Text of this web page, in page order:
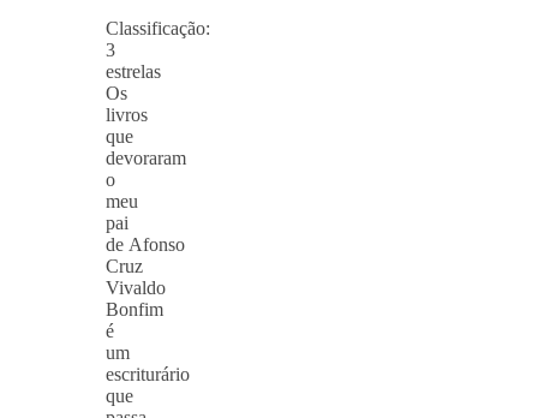
Classificação:
3
estrelas
Os
livros
que
devoraram
o
meu
pai
de Afonso
Cruz
Vivaldo
Bonfim
é
um
escriturário
que